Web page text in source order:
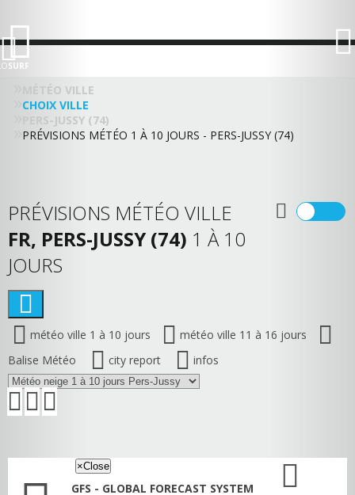
SURF
MÉTÉO VILLE
CHOIX VILLE
PERS-JUSSY (74)
PRÉVISIONS MÉTÉO 1 À 10 JOURS - PERS-JUSSY (74)
PRÉVISIONS MÉTÉO VILLE
FR, PERS-JUSSY (74) 1 À 10
JOURS
météo ville 1 à 10 jours
météo ville 11 à 16 jours
Balise Météo
city report infos
×Close
GFS - GLOBAL FORECAST SYSTEM